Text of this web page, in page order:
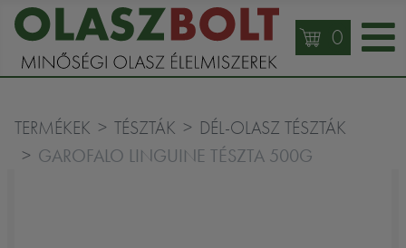
0
TERMÉKEK TÉSZTÁK DÉL-OLASZ TÉSZTÁK
GAROFALO LINGUINE TÉSZTA 500G